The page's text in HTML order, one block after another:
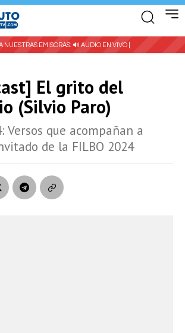
NUESTRAS EMISORAS: 🔊 AUDIO EN VIVO |
El grito del
(Silvio Paro)
Versos que acompañan a
de la FILBO 2024